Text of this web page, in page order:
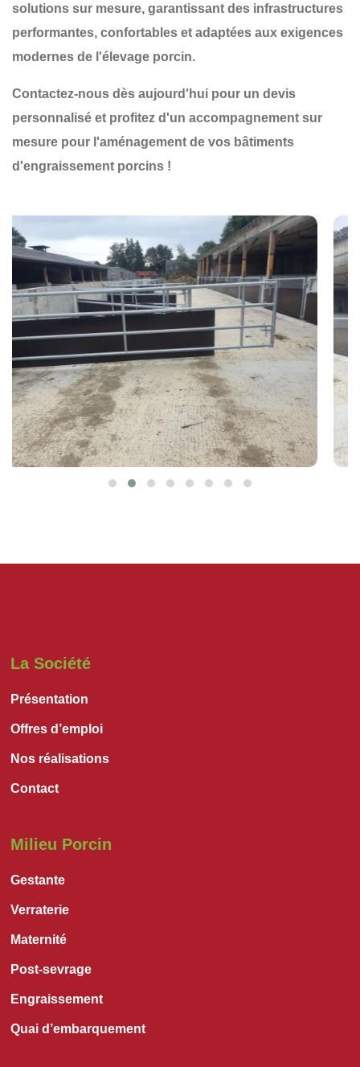
solutions sur mesure, garantissant des infrastructures
performantes, confortables et adaptées aux exigences
modernes de l'élevage porcin.
Contactez-nous dès aujourd'hui pour un devis
personnalisé et profitez d'un accompagnement sur
mesure pour l'aménagement de vos bâtiments
d'engraissement porcins !
La Société
Présentation
Offres d’emploi
Nos réalisations
Contact
Milieu Porcin
Gestante
Verraterie
Maternité
Post-sevrage
Engraissement
Quai d’embarquement